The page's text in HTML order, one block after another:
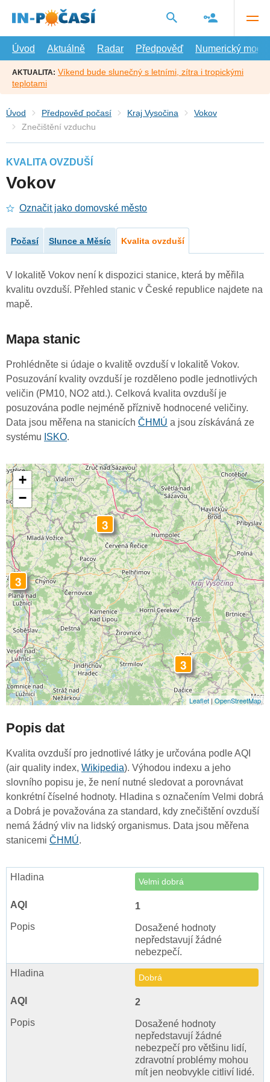
hlavní
Úvod
Aktuálně Radar Předpověď Numerický model
AKTUALITA: Víkend bude slunečný s letními, zítra i tropickými
teplotami
Úvod Předpověď počasí Kraj Vysočina
Vokov
Znečištění vzduchu
KVALITA OVZDUŠÍ
Vokov
Označit jako domovské město
Počasí Slunce a Měsíc Kvalita ovzduší
V lokalitě Vokov není k dispozici stanice, která by měřila
kvalitu ovzduší. Přehled stanic v České republice najdete na
mapě.
Mapa stanic
Prohlédněte si údaje o kvalitě ovzduší v lokalitě Vokov.
Posuzování kvality ovzduší je rozděleno podle jednotlivých
veličin (PM10, NO2 atd.). Celková kvalita ovzduší je
posuzována podle nejméně příznivě hodnocené veličiny.
Data jsou měřena na stanicích ČHMÚ a jsou získáváná ze
systému ISKO.
3
3
3
+
−
Leaflet | OpenStreetMap
Popis dat
Kvalita ovzduší pro jednotlivé látky je určována podle AQI
(air quality index, Wikipedia). Výhodou indexu a jeho
slovního popisu je, že není nutné sledovat a porovnávat
konkrétní číselné hodnoty. Hladina s označením Velmi dobrá
a Dobrá je považována za standard, kdy znečištění ovzduší
nemá žádný vliv na lidský organismus. Data jsou měřena
stanicemi ČHMÚ.
Velmi dobrá
1
Dosažené hodnoty
nepředstavují žádné
nebezpečí.
Dobrá
2
Dosažené hodnoty
nepředstavují žádné
nebezpečí pro většinu lidí,
zdravotní problémy mohou
mít jen neobvykle citliví lidé.